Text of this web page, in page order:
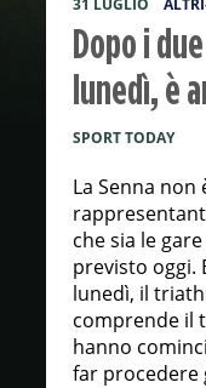
31 LUGLIO
Dopo i
lunedì, è
SPORT TODAY
La Senna
che sia le
previsto oggi.
lunedì, il
comprende il
hanno
far procedere